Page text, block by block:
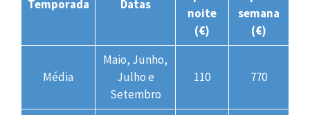
Temporada Datas
noite
(€)
semana
(€)
Média
Maio, Junho,
Julho e
Setembro
110 770